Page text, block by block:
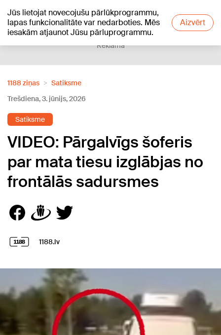
Jūs lietojat novecojušu pārlūkprogrammu,
lapas funkcionalitāte var nedarboties. Mēs
iesakām atjaunot Jūsu pārluprogrammu.
Aizvērt
+21°C
Reklāma
1188 ziņas
Satiksme
Trešdiena, 3. jūnijs, 2026
Satiksme
VIDEO: Pārgalvīgs šoferis
par mata tiesu izglābjas no
frontālās sadursmes
1188.lv